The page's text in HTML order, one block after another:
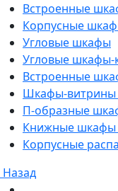
Встроенные
Корпусные
Угловые шкафы
Угловые шкафы-
Встроенные
Шкафы-витрины
П-образные
Книжные шкафы
Корпусные
Назад